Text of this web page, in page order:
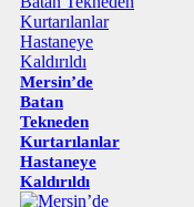
Mersin’de
Batan
Tekneden
Kurtarılanlar
Hastaneye
Kaldırıldı